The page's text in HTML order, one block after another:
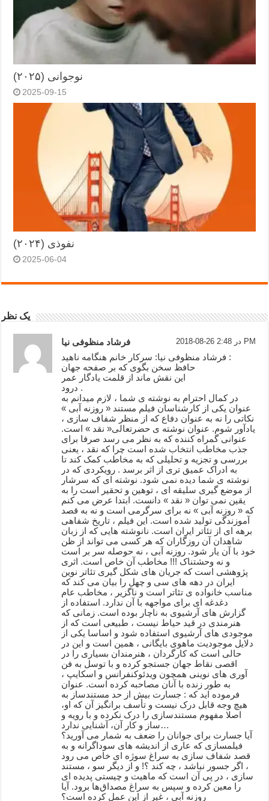
نوجوانی (۲۰۲۵)
2025-09-15
نفوذی (۲۰۲۴)
2025-06-04
یک نظر
فرشاد منظوفی نیا 2018-08-26 در 2:48 PM
فرشاد منظوفی نیا: سرکار خانم هنگامه ناهید :
حافظ سخن بگوی که بر صفحه جهان
این نقش ماند از قلمت یادگار عمر
درود .
در کمال احترام به نوشته ی شما ، لازم میدانم به
عنوان یکی از کارشناسان فیلم مستند « روزنه آبی »
نکاتی را نه به عنوان دفاع که از منظر شفاف سازی ،
یادآور شوم. عنوان نوشته ی حضرتعالی« نقد » است.
عنوانی گمراه کننده که به نظر می رسد صرفا برای
جذب مخاطب انتخاب شده است چرا که نقد ، یعنی
بررسی و تجزیه و تحلیلی که به مخاطب کمک کند تا
به ادراک عمیق تری از اثر برسد . رویکردی که در
نوشته ی شما دیده نمی شود. نوشته ای که سرشار
از موضع گیری سلیقه ای ، توهین و تحقیر است را به
یقین نمی توان « نقد » دانست. ابتدا عرض می کنم
که « روزنه آبی » نه برای سرگرمی است و نه به قصد
آموزندگی تولید شده است. این فیلم ، تاریخ شفاهی
برهه ای از تئاتر ایران است. نانوشته هایی که از زبان
شاهدان آن روزگاران که هر کسی می تواند از ظن
خود با آن یار شود. روزنه آبی ، نه حوصله سر بر است
و نه وحشتناک !!! مخاطب آن خاص است. اثری
پژوهشی است که جریان های شکل گیری تئاتر نوین
ایران در دهه های سی و چهل را بیان می کند که
مناسب خانواده ی تئاتر است و ناگزیر ، مخاطب عام
دغدغه ای برای مواجهه با آن ندارد. استفاده از
گزارش های آرشیوی به ناچار بوده است. زمانی که
هنرمندی در قید حیاط نیست ، طبیعی است که از
موجودی های آرشیوی استفاده شود و اساسا یکی از
دلایل موجودیت ماهوی بایگانی ، همین است و این در
حالی است که کارگردان ، هنرمندان بسیاری را در
اقصی نقاط جهان جستجو کرده و با توسل به فن
آوری های نوینی همچون ویدئوکنفرانس و اسکایپ ،
به طور زنده با آنان مصاحبه کرده است. عنوان
فرموده اید که : جسارت بیش از حد مستندساز به
هیچ‌ وجه قابل درک نیست و تأسف برانگیز آن که او،
اصلا مفهوم مستندسازی را درک نکرده و با رویه و
ساز و کار آن، آشنایی ندارد…
آیا جسارت برای جوانان را ضعف به شمار می آورید؟
فیلمسازی که عاری از اندیشه های سوداگرانه و به
قصد شفاف سازی به سراغ سوژه ای خاص می رود
، اگر جسور نباشد ، چه کند ؟! و از دیگر سو ، مستند
سازی ، در پی آن است که ماهیت و چیستی پدیده ای
را معین کرده و سپس به سراغ مصداق‌ها برود. آیا
روزنه آبی ، غیر از این عمل کرده است؟